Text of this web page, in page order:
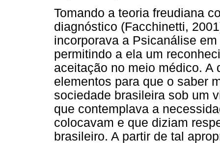
Tomando a teoria freudiana
diagnóstico (Facchinetti,
incorporava a Psicanálise
permitindo a ela um
aceitação no meio médico.
elementos para que o saber
sociedade brasileira sob um
que contemplava a
colocavam e que diziam
brasileiro. A partir de tal